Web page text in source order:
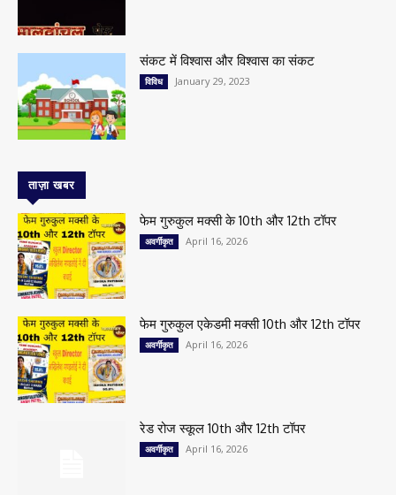
संकट में विश्वास और विश्वास का संकट
विविध January 29, 2023
ताज़ा खबर
फेम गुरुकुल मक्सी के 10th और 12th टॉपर
अवर्गीकृत April 16, 2026
फेम गुरुकुल एकेडमी मक्सी 10th और 12th टॉपर
अवर्गीकृत April 16, 2026
रेड रोज स्कूल 10th और 12th टॉपर
अवर्गीकृत April 16, 2026